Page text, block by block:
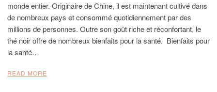
monde entier. Originaire de Chine, il est maintenant cultivé dans
de nombreux pays et consommé quotidiennement par des
millions de personnes. Outre son goût riche et réconfortant, le
thé noir offre de nombreux bienfaits pour la santé. Bienfaits pour
la santé…
READ MORE